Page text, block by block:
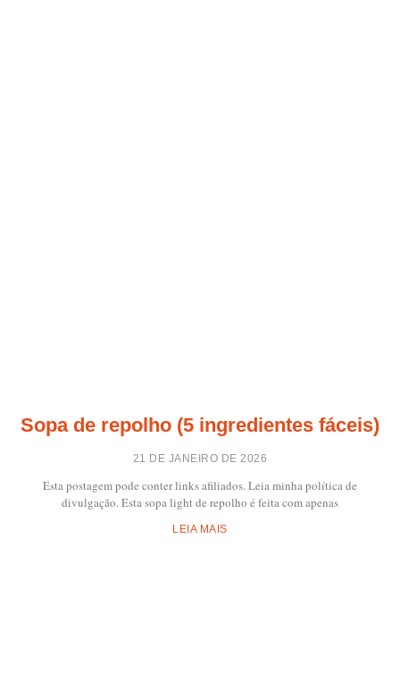
Sopa de repolho (5 ingredientes fáceis)
21 DE JANEIRO DE 2026
Esta postagem pode conter links afiliados. Leia minha política de
divulgação. Esta sopa light de repolho é feita com apenas
LEIA MAIS